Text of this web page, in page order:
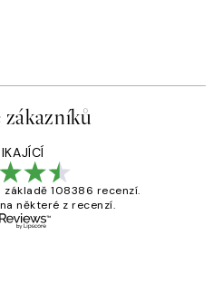
zákazníků
základě 108386 recenzí.
některé z recenzí.